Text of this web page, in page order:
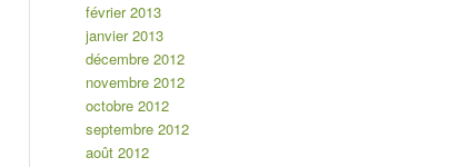
février 2013
janvier 2013
décembre 2012
novembre 2012
octobre 2012
septembre 2012
août 2012